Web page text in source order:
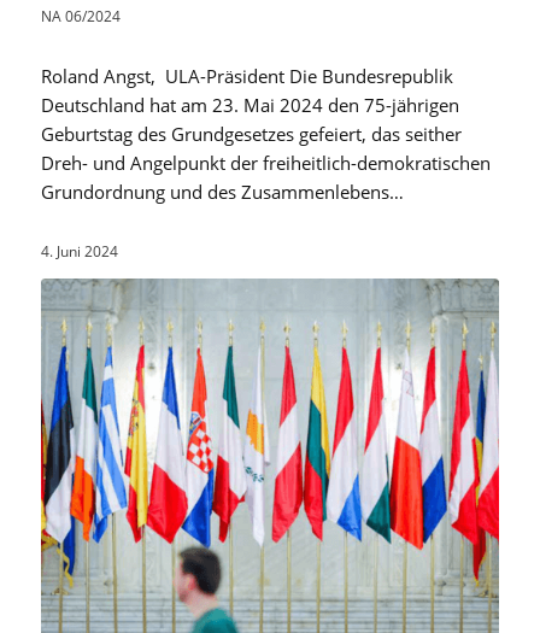
NA 06/2024
Roland Angst, ULA-Präsident Die Bundesrepublik
Deutschland hat am 23. Mai 2024 den 75-jährigen
Geburtstag des Grundgesetzes gefeiert, das seither
Dreh- und Angelpunkt der freiheitlich-demokratischen
Grundordnung und des Zusammenlebens…
4. Juni 2024